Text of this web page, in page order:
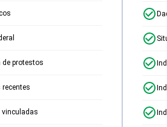
de protestos
vinculadas